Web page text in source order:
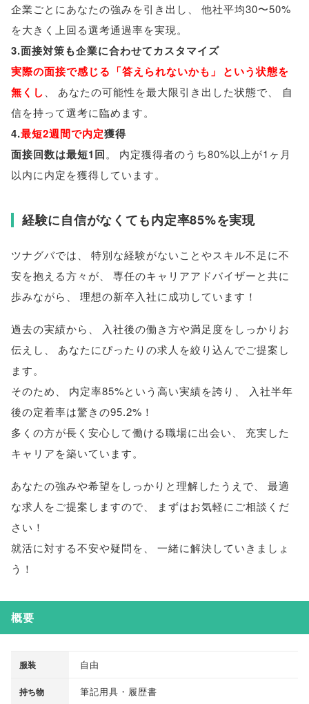
企業ごとにあなたの強みを引き出し
他社平均30〜50%
を大きく上回る選考通過率を実現 。
3.面接対策も企業に合わせてカスタマイズ
実際の面接で感じる 「答えられないかも 」 という状態を
無くし
あなたの可能性を最大限引き出した状態で
自
信を持って選考に臨めます。
4.最短2週間で内定獲得
面接回数は最短1回。
内定獲得者のうち80%以上が1ヶ月
以内に内定を獲得しています。
経験に自信がなくても内定率85%を実現
ツナグバでは
特別な経験がないことやスキル不足に不
安を抱える方々が
専任のキャリアアドバイザーと共に
歩みながら
理想の新卒入社に成功しています！
過去の実績から
入社後の働き方や満足度をしっかりお
伝えし
あなたにぴったりの求人を絞り込んでご提案し
ます。
そのため
内定率85%という高い実績を誇り
入社半年
後の定着率は驚きの95.2%！
多くの方が長く安心して働ける職場に出会い
充実した
キャリアを築いています。
あなたの強みや希望をしっかりと理解したうえで
最適
な求人をご提案しますので
まずはお気軽にご相談くだ
さい！
就活に対する不安や疑問を
一緒に解決していきましょ
う！
概要
服装 自由
持ち物 筆記用具・履歴書